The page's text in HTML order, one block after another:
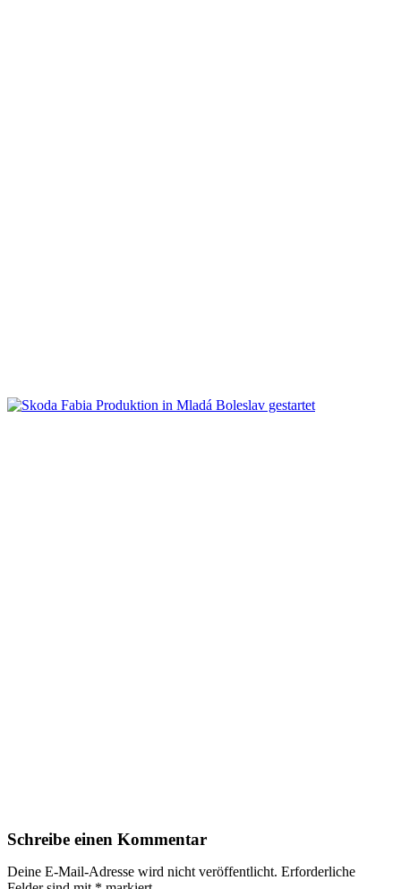
Schreibe einen Kommentar
Deine E-Mail-Adresse wird nicht veröffentlicht. Erforderliche